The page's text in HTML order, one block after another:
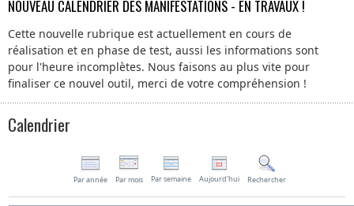
NOUVEAU CALENDRIER DES MANIFESTATIONS - EN TRAVAUX !
Cette nouvelle rubrique est actuellement en cours de
réalisation et en phase de test, aussi les informations sont
pour l'heure incomplètes. Nous faisons au plus vite pour
finaliser ce nouvel outil, merci de votre compréhension !
Calendrier
Par année Par mois Par semaine Aujourd'hui Rechercher